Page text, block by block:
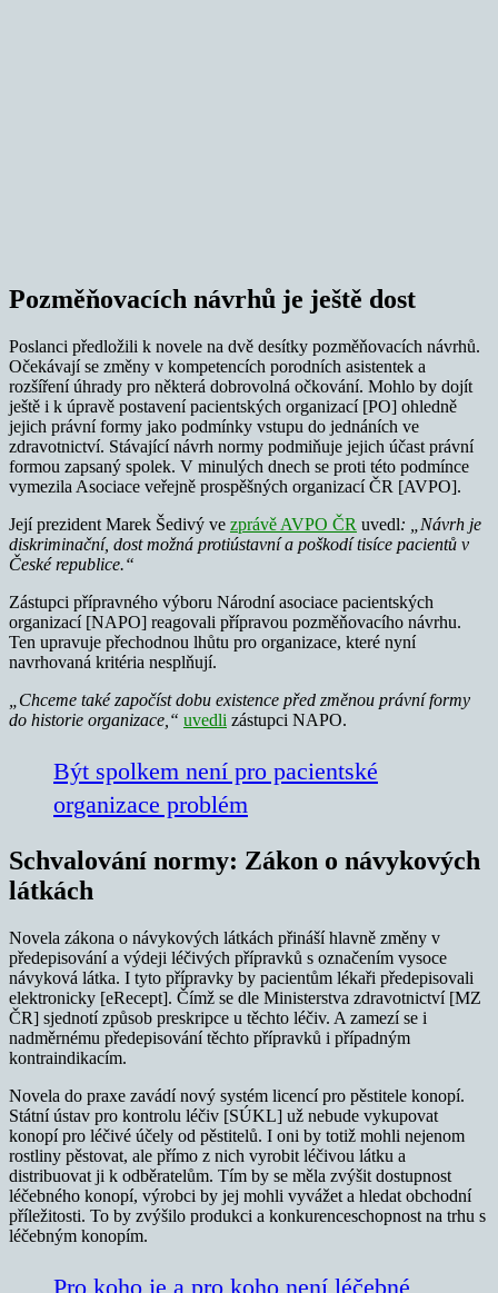
Pozměňovacích návrhů je ještě dost
Poslanci předložili k novele na dvě desítky pozměňovacích návrhů.
Očekávají se změny v kompetencích porodních asistentek a
rozšíření úhrady pro některá dobrovolná očkování. Mohlo by dojít
ještě i k úpravě postavení pacientských organizací [PO] ohledně
jejich právní formy jako podmínky vstupu do jednáních ve
zdravotnictví. Stávající návrh normy podmiňuje jejich účast právní
formou zapsaný spolek. V minulých dnech se proti této podmínce
vymezila Asociace veřejně prospěšných organizací ČR [AVPO].
Její prezident Marek Šedivý ve zprávě AVPO ČR uvedl: „Návrh je
diskriminační, dost možná protiústavní a poškodí tisíce pacientů v
České republice.“
Zástupci přípravného výboru Národní asociace pacientských
organizací [NAPO] reagovali přípravou pozměňovacího návrhu.
Ten upravuje přechodnou lhůtu pro organizace, které nyní
navrhovaná kritéria nesplňují.
„Chceme také započíst dobu existence před změnou právní formy
do historie organizace,“ uvedli zástupci NAPO.
Být spolkem není pro pacientské
organizace problém
Schvalování normy: Zákon o návykových
látkách
Novela zákona o návykových látkách přináší hlavně změny v
předepisování a výdeji léčivých přípravků s označením vysoce
návyková látka. I tyto přípravky by pacientům lékaři předepisovali
elektronicky [eRecept]. Čímž se dle Ministerstva zdravotnictví [MZ
ČR] sjednotí způsob preskripce u těchto léčiv. A zamezí se i
nadměrnému předepisování těchto přípravků i případným
kontraindikacím.
Novela do praxe zavádí nový systém licencí pro pěstitele konopí.
Státní ústav pro kontrolu léčiv [SÚKL] už nebude vykupovat
konopí pro léčivé účely od pěstitelů. I oni by totiž mohli nejenom
rostliny pěstovat, ale přímo z nich vyrobit léčivou látku a
distribuovat ji k odběratelům. Tím by se měla zvýšit dostupnost
léčebného konopí, výrobci by jej mohli vyvážet a hledat obchodní
příležitosti. To by zvýšilo produkci a konkurenceschopnost na trhu s
léčebným konopím.
Pro koho je a pro koho není léčebné